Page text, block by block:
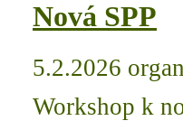
Nová SPP
5.2.2026
Workshop k